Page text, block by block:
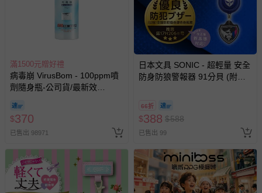
滿1500元贈好禮
病毒崩 VirusBom - 100ppm噴
劑隨身瓶-公司貨/最新效
$370
已售出 98971
日本文具 SONIC - 超輕量 安全
防身防狼警報器 91分貝 (附背
66折
$388 $588
已售出 99